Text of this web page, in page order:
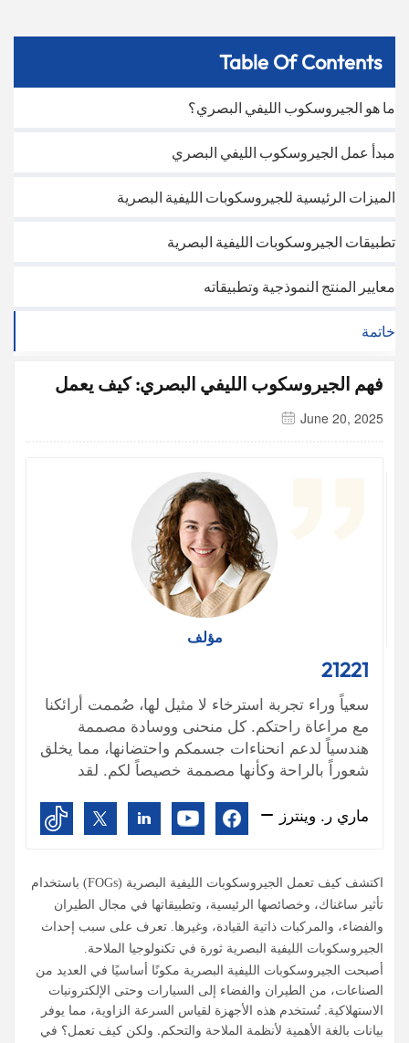
Table Of Contents
ما هو الجيروسكوب الليفي البصري؟
مبدأ عمل الجيروسكوب الليفي البصري
الميزات الرئيسية للجيروسكوبات الليفية البصرية
تطبيقات الجيروسكوبات الليفية البصرية
معايير المنتج النموذجية وتطبيقاته
خاتمة
فهم الجيروسكوب الليفي البصري: كيف يعمل
June 20, 2025
مؤلف
21221
سعياً وراء تجربة استرخاء لا مثيل لها، صُممت أرائكنا
مع مراعاة راحتكم. كل منحنى ووسادة مصممة
هندسياً لدعم انحناءات جسمكم واحتضانها، مما يخلق
شعوراً بالراحة وكأنها مصممة خصيصاً لكم. لقد
في كل لحظة تقضونها على أرائكنا وكأن العالم يذوب
من حولكم. يمكنكم بناءها دفعة واحدة أو إضافة
فبإمكانكم دائماً تغيير شكلها.
ماري ر. وينترز
اكتشف كيف تعمل الجيروسكوبات الليفية البصرية (FOGs) باستخدام
تأثير ساغناك، وخصائصها الرئيسية، وتطبيقاتها في مجال الطيران
والفضاء، والمركبات ذاتية القيادة، وغيرها. تعرف على سبب إحداث
الجيروسكوبات الليفية البصرية ثورة في تكنولوجيا الملاحة.
أصبحت الجيروسكوبات الليفية البصرية مكونًا أساسيًا في العديد من
الصناعات، من الطيران والفضاء إلى السيارات وحتى الإلكترونيات
الاستهلاكية. تُستخدم هذه الأجهزة لقياس السرعة الزاوية، مما يوفر
بيانات بالغة الأهمية لأنظمة الملاحة والتحكم. ولكن كيف تعمل؟ في